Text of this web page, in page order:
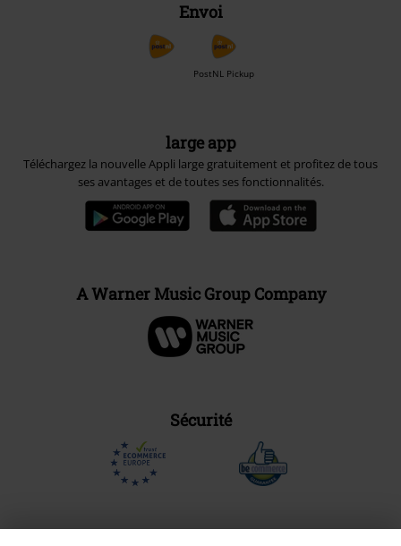
Envoi
PostNL Pickup
large app
Téléchargez la nouvelle Appli large gratuitement et profitez de tous
ses avantages et de toutes ses fonctionnalités.
A Warner Music Group Company
Sécurité